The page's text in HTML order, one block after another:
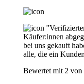
Käufer:innen
bei uns gekauft
alle, die ein
Bewertet mit 2 von